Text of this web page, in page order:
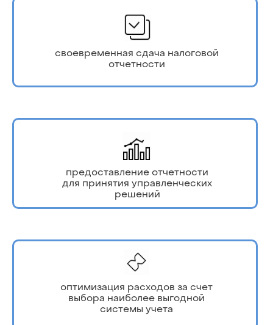
своевременная сдача налоговой
отчетности
оптимизация расходов за счет
выбора наиболее выгодной
системы учета
предоставление отчетности
для принятия управленческих
решений